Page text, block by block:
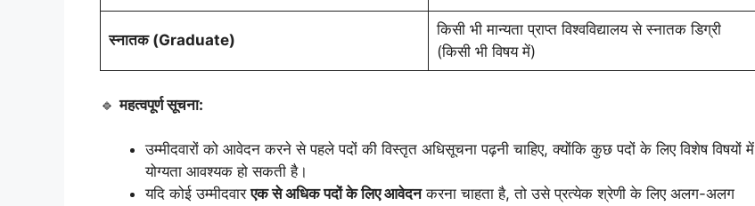
स्नातक (Graduate)
किसी भी मान्यता प्राप्त विश्वविद्यालय से स्नातक डिग्री
(किसी भी विषय में)
🔹महत्वपूर्ण सूचना:
उम्मीदवारों को आवेदन करने से पहले पदों की विस्तृत अधिसूचना पढ़नी चाहिए, क्योंकि कुछ पदों के लिए विशेष विषयों में
योग्यता आवश्यक हो सकती है।
यदि कोई उम्मीदवारएक से अधिक पदों के लिए आवेदनकरना चाहता है, तो उसे प्रत्येक श्रेणी के लिए अलग-अलग